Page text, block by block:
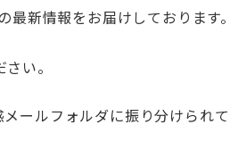
新情報をお届けしております。
い。
ールフォルダに振り分けられ